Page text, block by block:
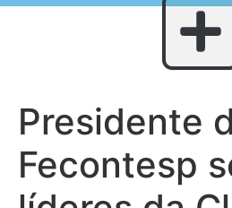
Presidente
Fecontesp